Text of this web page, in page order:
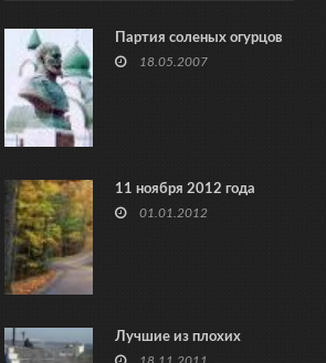
Партия соленых огурцов
18.05.2007
11 ноября 2012 года
01.01.2012
Лучшие из плохих